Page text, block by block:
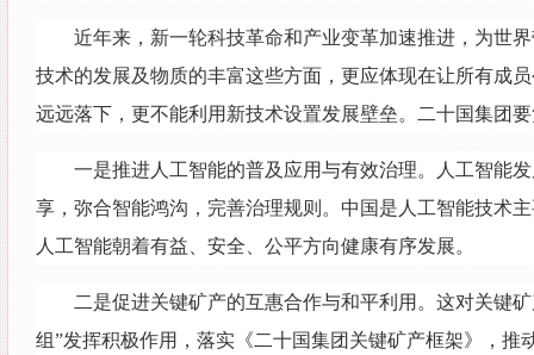
近年来，新一轮科技革命和产业变革加速推进，为世
技术的发展及物质的丰富这些方面，更应体现在让所有成
远远落下，更不能利用新技术设置发展壁垒。二十国集团
一是推进人工智能的普及应用与有效治理。人工智能
享，弥合智能鸿沟，完善治理规则。中国是人工智能技术
人工智能朝着有益、安全、公平方向健康有序发展。
二是促进关键矿产的互惠合作与和平利用。这对关键
组”发挥积极作用，落实《二十国集团关键矿产框架》，